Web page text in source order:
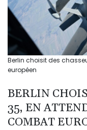
Berlin choisit des
européen
BERLIN
35, EN
COMBAT